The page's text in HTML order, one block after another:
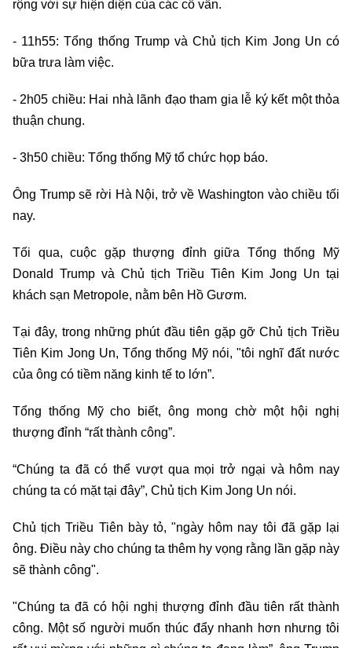
rộng với sự hiện diện của các cố vấn.
- 11h55: Tổng thống Trump và Chủ tịch Kim Jong Un có
bữa trưa làm việc.
- 2h05 chiều: Hai nhà lãnh đạo tham gia lễ ký kết một thỏa
thuận chung.
- 3h50 chiều: Tổng thống Mỹ tổ chức họp báo.
Ông Trump sẽ rời Hà Nội, trở về Washington vào chiều tối
nay.
Tối qua, cuộc gặp thượng đỉnh giữa Tổng thống Mỹ
Donald Trump và Chủ tịch Triều Tiên Kim Jong Un tại
khách sạn Metropole, nằm bên Hồ Gươm.
Tại đây, trong những phút đầu tiên gặp gỡ Chủ tịch Triều
Tiên Kim Jong Un, Tổng thống Mỹ nói, "tôi nghĩ đất nước
của ông có tiềm năng kinh tế to lớn”.
Tổng thống Mỹ cho biết, ông mong chờ một hội nghị
thượng đỉnh “rất thành công”.
“Chúng ta đã có thể vượt qua mọi trở ngại và hôm nay
chúng ta có mặt tại đây”, Chủ tịch Kim Jong Un nói.
Chủ tịch Triều Tiên bày tỏ, "ngày hôm nay tôi đã gặp lại
ông. Điều này cho chúng ta thêm hy vọng rằng lần gặp này
sẽ thành công".
"Chúng ta đã có hội nghị thượng đỉnh đầu tiên rất thành
công. Một số người muốn thúc đẩy nhanh hơn nhưng tôi